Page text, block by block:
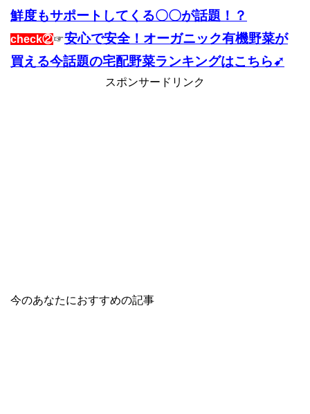
鮮度もサポートしてくる〇〇が話題！？
check②☞安心で安全！オーガニック有機野菜が
買える今話題の宅配野菜ランキングはこちら➹
スポンサードリンク
今のあなたにおすすめの記事